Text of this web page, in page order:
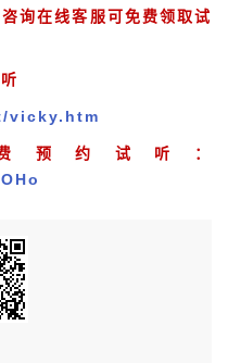
询在线客服可免费领取试
vicky.htm
预约试听：